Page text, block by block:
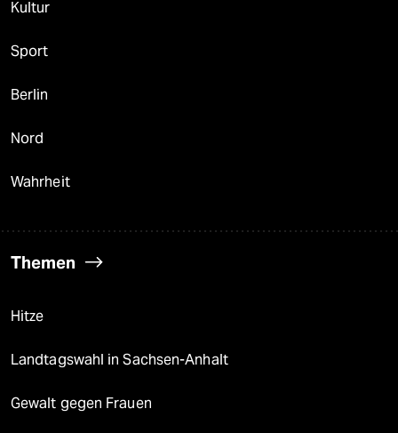
Kultur
Sport
Berlin
Nord
Wahrheit
Themen
Hitze
Landtagswahl in Sachsen-Anhalt
Gewalt gegen Frauen